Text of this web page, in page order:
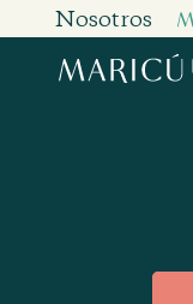
Nosotros